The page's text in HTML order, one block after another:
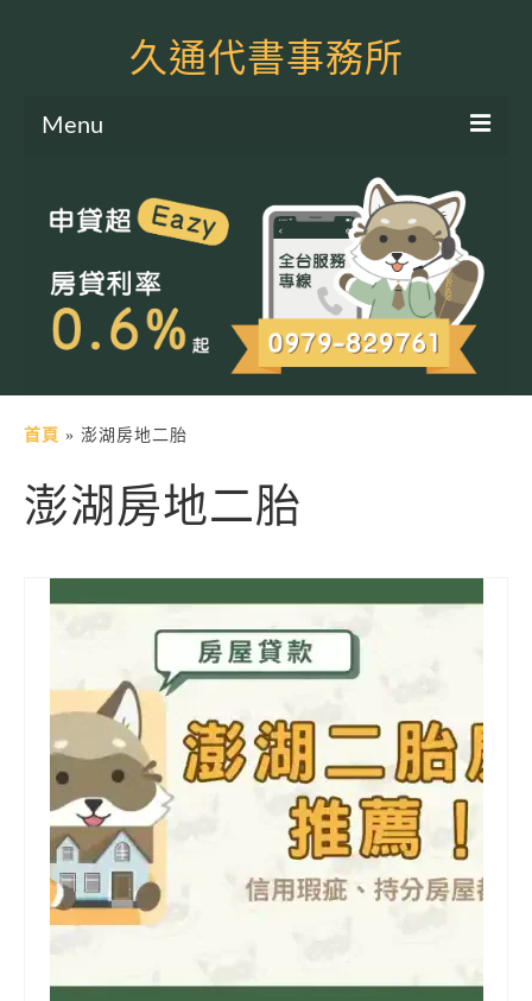
久通代書事務所
Menu
土地二胎申貸
房屋二胎申貸
軍公教貸款
土地貸款
房屋貸款
信用貸款
代書貸款
銀行貸款
其他貸款
申貸Q&A
久通專欄
時事解析
生活理財
首頁 » 澎湖房地二胎
澎湖房地二胎